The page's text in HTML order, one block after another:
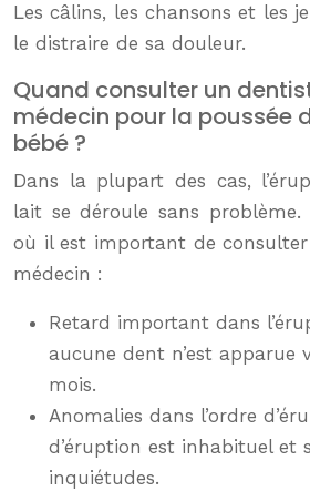
Les câlins, les chansons et les
le distraire de sa douleur.
Quand consulter un
médecin pour la poussée
bébé ?
Dans la plupart des cas,
lait se déroule sans problème.
où il est important de
médecin :
Retard important dans
aucune dent n’est apparue
mois.
Anomalies dans l’ordre
d’éruption est inhabituel et
inquiétudes.